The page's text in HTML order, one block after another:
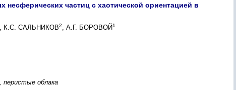
несферических частиц с хаотической ориентацией в
, К.С. САЛЬНИКОВ2, А.Г. БОРОВОЙ1
перистые облака